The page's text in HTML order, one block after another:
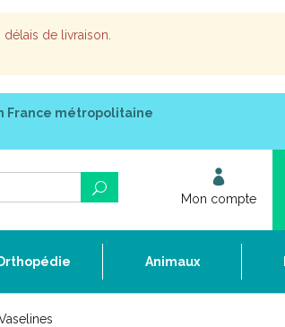
de livraison.
France métropolitaine
Mon compte
Animaux